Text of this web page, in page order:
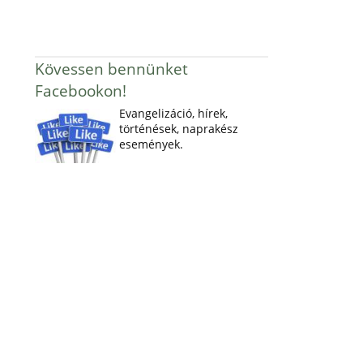
Kövessen bennünket
Facebookon!
Evangelizáció, hírek,
történések, naprakész
események.